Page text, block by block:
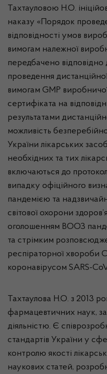
Тахтауловою Н.О.
наказу «Порядок
відповідності умов
вимогам належної
передбачено
проведення
вимогам GMP
сертифіката на
результатами
можливість
України лікарських
необхідних та тих
включаються до
випадку офіційного
пандемією та
світової охорони
оголошенням ВООЗ
та стрімким
респіраторної хвороби
коронавірусом SARS-
Тахтаулова Н.О. з 2013
фармацевтичних наук,
діяльністю. Є
стандартів України у
контролю якості
наукових статей,